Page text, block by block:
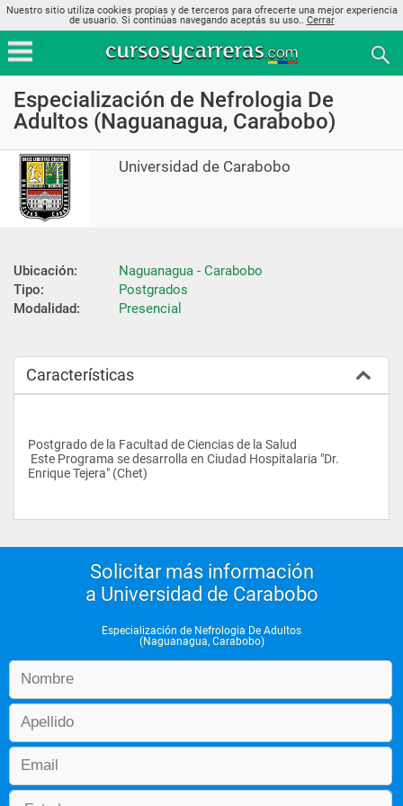
Nuestro sitio utiliza cookies propias y de terceros para ofrecerte una mejor experiencia
de usuario. Si continúas navegando aceptás su uso.. Cerrar
Especialización de Nefrologia De
Adultos (Naguanagua, Carabobo)
Universidad de Carabobo
Ubicación:
Naguanagua - Carabobo
Tipo:
Postgrados
Modalidad:
Presencial
Características
Postgrado de la Facultad de Ciencias de la Salud
Enrique Tejera" (Chet)
Solicitar más información
a Universidad de Carabobo
Especialización de Nefrologia De Adultos
(Naguanagua, Carabobo)